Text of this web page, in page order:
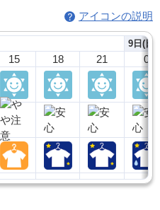
アイコンの説明
15 18 21
9日(日)
0